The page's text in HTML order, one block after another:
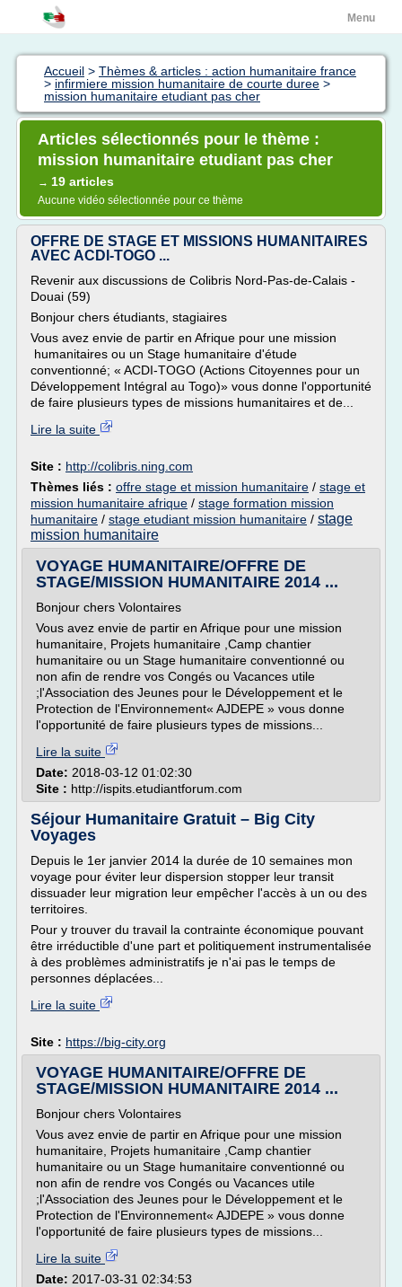
Menu
Accueil > Thèmes & articles : action humanitaire france
> infirmiere mission humanitaire de courte duree >
mission humanitaire etudiant pas cher
Articles sélectionnés pour le thème :
mission humanitaire etudiant pas cher
→ 19 articles
Aucune vidéo sélectionnée pour ce thème
OFFRE DE STAGE ET MISSIONS HUMANITAIRES
AVEC ACDI-TOGO ...
Revenir aux discussions de Colibris Nord-Pas-de-Calais -
Douai (59)
Bonjour chers étudiants, stagiaires
Vous avez envie de partir en Afrique pour une mission
humanitaires ou un Stage humanitaire d'étude
conventionné; « ACDI-TOGO (Actions Citoyennes pour un
Développement Intégral au Togo)» vous donne l'opportunité
de faire plusieurs types de missions humanitaires et de...
Lire la suite
Site : http://colibris.ning.com
Thèmes liés : offre stage et mission humanitaire / stage et
mission humanitaire afrique / stage formation mission
humanitaire / stage etudiant mission humanitaire / stage
mission humanitaire
VOYAGE HUMANITAIRE/OFFRE DE
STAGE/MISSION HUMANITAIRE 2014 ...
Bonjour chers Volontaires
Vous avez envie de partir en Afrique pour une mission
humanitaire, Projets humanitaire ,Camp chantier
humanitaire ou un Stage humanitaire conventionné ou
non afin de rendre vos Congés ou Vacances utile
;l'Association des Jeunes pour le Développement et le
Protection de l'Environnement« AJDEPE » vous donne
l'opportunité de faire plusieurs types de missions...
Lire la suite
Date: 2018-03-12 01:02:30
Site : http://ispits.etudiantforum.com
Séjour Humanitaire Gratuit – Big City
Voyages
Depuis le 1er janvier 2014 la durée de 10 semaines mon
voyage pour éviter leur dispersion stopper leur transit
dissuader leur migration leur empêcher l'accès à un ou des
territoires.
Pour y trouver du travail la contrainte économique pouvant
être irréductible d'une part et politiquement instrumentalisée
à des problèmes administratifs je n'ai pas le temps de
personnes déplacées...
Lire la suite
Site : https://big-city.org
VOYAGE HUMANITAIRE/OFFRE DE
STAGE/MISSION HUMANITAIRE 2014 ...
Bonjour chers Volontaires
Vous avez envie de partir en Afrique pour une mission
humanitaire, Projets humanitaire ,Camp chantier
humanitaire ou un Stage humanitaire conventionné ou
non afin de rendre vos Congés ou Vacances utile
;l'Association des Jeunes pour le Développement et le
Protection de l'Environnement« AJDEPE » vous donne
l'opportunité de faire plusieurs types de missions...
Lire la suite
Date: 2017-03-31 02:34:53